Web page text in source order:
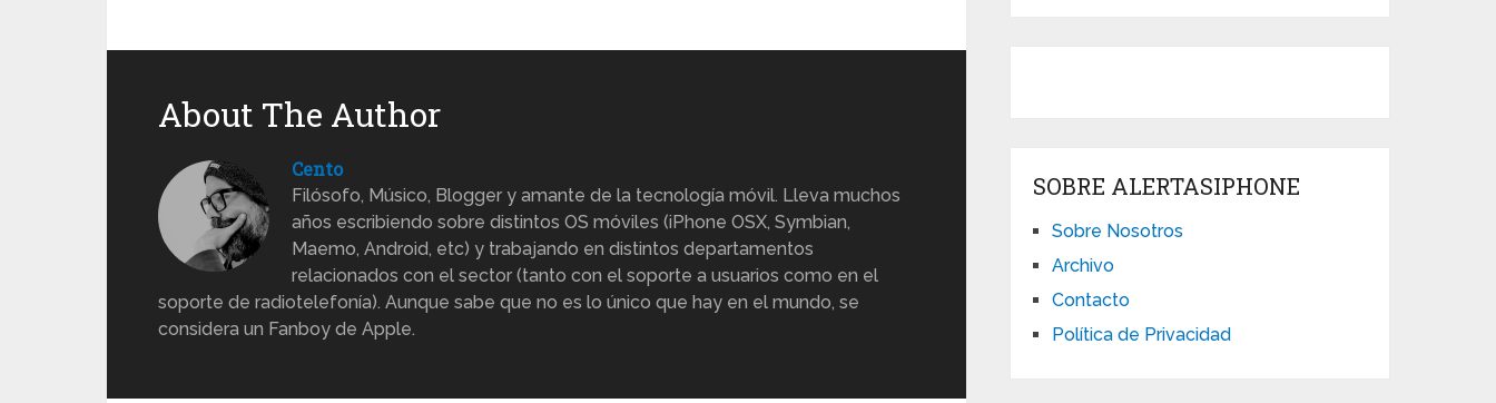
About The Author
Cento
Filósofo, Músico, Blogger y amante de la tecnología móvil. Lleva muchos
años escribiendo sobre distintos OS móviles (iPhone OSX, Symbian,
Maemo, Android, etc) y trabajando en distintos departamentos
relacionados con el sector (tanto con el soporte a usuarios como en el
soporte de radiotelefonía). Aunque sabe que no es lo único que hay en el mundo, se
considera un Fanboy de Apple.
SOBRE ALERTASIPHONE
Sobre Nosotros
Archivo
Contacto
Política de Privacidad